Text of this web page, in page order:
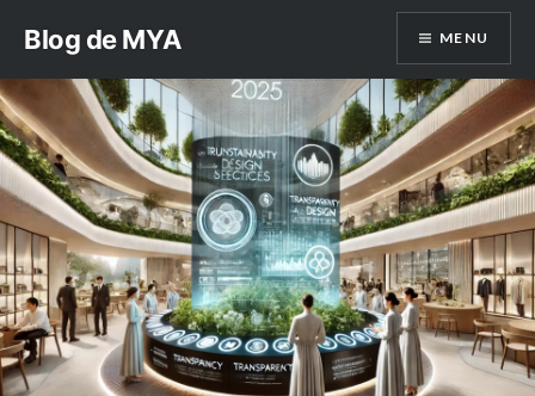
contenu
Blog de MYA MENU